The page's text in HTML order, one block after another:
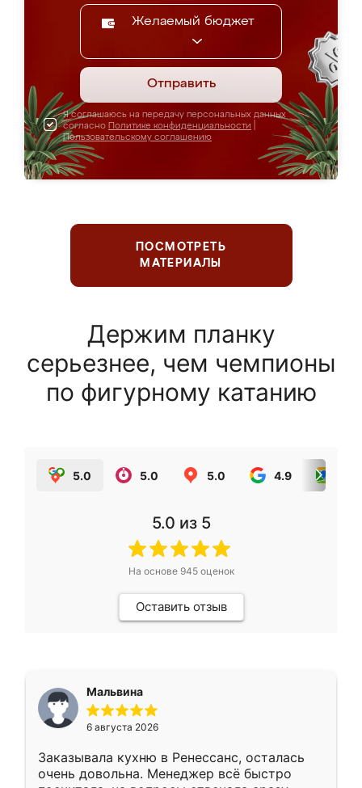
Желаемый бюджет
Отправить
Я соглашаюсь на передачу персональных данных
согласно Политике конфиденциальности
Пользовательскому соглашению
ПОСМОТРЕТЬ
МАТЕРИАЛЫ
Держим планку
серьезнее, чем чемпионы
по фигурному катанию
5.0 5.0 5.0 4.9
5.0 из 5
На основе 945оценок
Оставить отзыв
Мальвина
6 августа 2026
Заказывала кухню в Ренессанс, осталась
очень довольна. Менеджер всё быстро